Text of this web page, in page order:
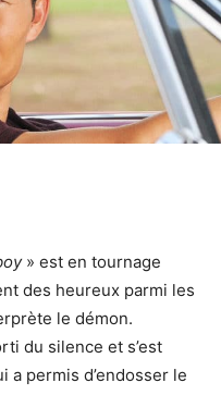
» est en tournage
des heureux parmi les
le démon.
du silence et s’est
permis d’endosser le